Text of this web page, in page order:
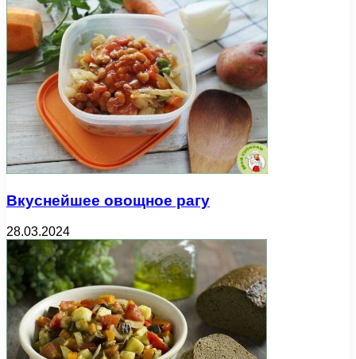
Вкуснейшее овощное рагу
28.03.2024